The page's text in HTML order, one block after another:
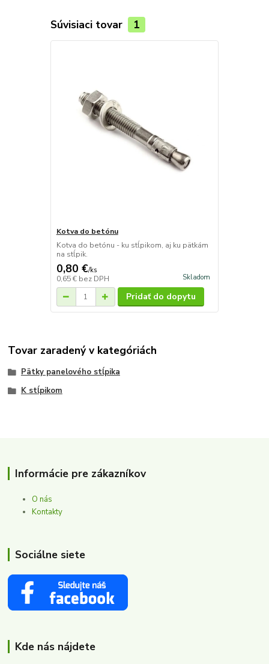
Súvisiaci tovar 1
Kotva do betónu
Kotva do betónu - ku stĺpikom, aj ku pätkám
na stĺpik.
0,80 €/ks
0,65 € bez DPH Skladom
Pridať do dopytu
Tovar zaradený v kategóriách
Pätky panelového stĺpika
K stĺpikom
Informácie pre zákazníkov
O nás
Kontakty
Sociálne siete
Kde nás nájdete